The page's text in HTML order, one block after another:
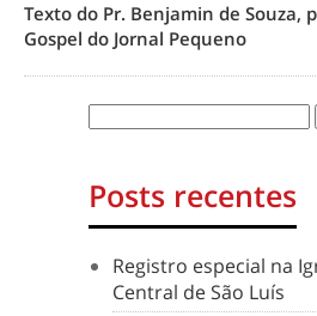
Texto do Pr. Benjamin de Souza,
Gospel do Jornal Pequeno
Posts recentes
Registro especial na
Central de São Luís